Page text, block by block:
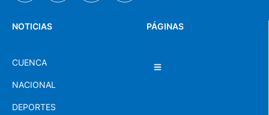
PÁGINAS
NOTICIAS
CUENCA
NACIONAL
DEPORTES